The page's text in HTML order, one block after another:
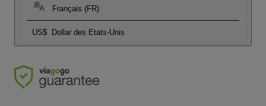
Français (FR)
US$ Dollar des Etats-Unis